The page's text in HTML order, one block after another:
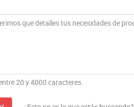
20 y 4000 caracteres.